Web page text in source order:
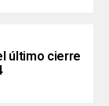
último cierre